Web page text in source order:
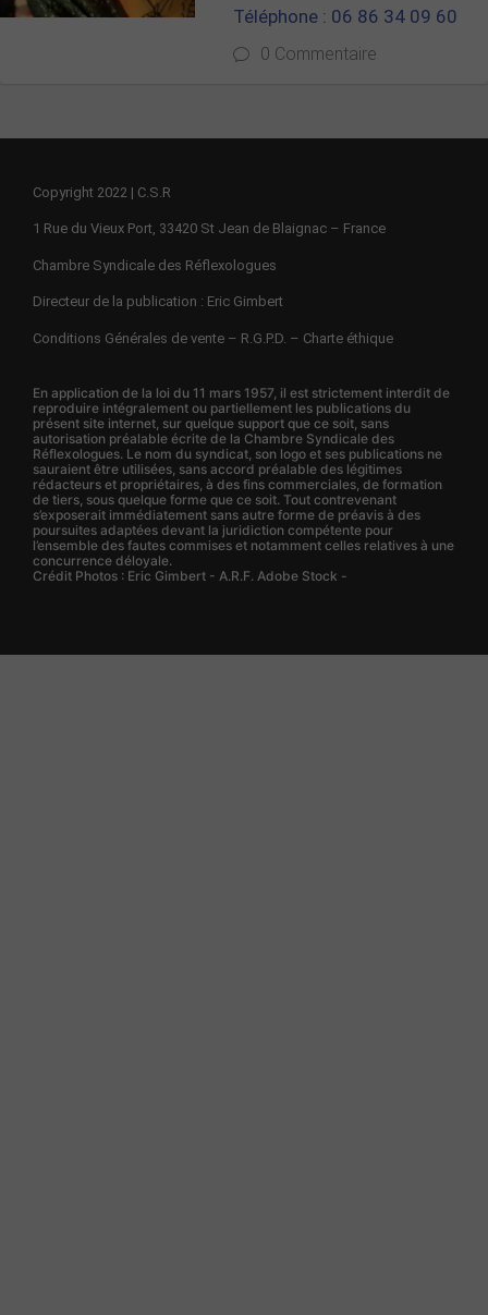
Téléphone : 06 86 34 09 60
0 Commentaire
Copyright 2022 | C.S.R
1 Rue du Vieux Port, 33420 St Jean de Blaignac – France
Chambre Syndicale des Réflexologues
Directeur de la publication : Eric Gimbert
Conditions Générales de vente – R.G.P.D. – Charte éthique
En application de la loi du 11 mars 1957, il est strictement interdit de
reproduire intégralement ou partiellement les publications du
présent site internet, sur quelque support que ce soit, sans
autorisation préalable écrite de la Chambre Syndicale des
Réflexologues. Le nom du syndicat, son logo et ses publications ne
sauraient être utilisées, sans accord préalable des légitimes
rédacteurs et propriétaires, à des fins commerciales, de formation
de tiers, sous quelque forme que ce soit. Tout contrevenant
s’exposerait immédiatement sans autre forme de préavis à des
poursuites adaptées devant la juridiction compétente pour
l’ensemble des fautes commises et notamment celles relatives à une
concurrence déloyale.
Crédit Photos : Eric Gimbert - A.R.F. Adobe Stock -